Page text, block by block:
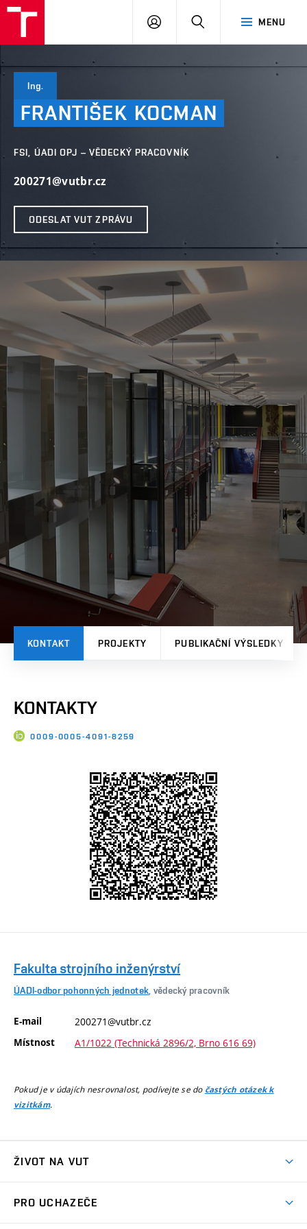
MENU
PŘIHLÁSIT
Ing.
FRANTIŠEK KOCMAN
FSI, ÚADI OPJ – VĚDECKÝ PRACOVNÍK
200271@vutbr.cz
ODESLAT VUT ZPRÁVU
KONTAKT PROJEKTY PUBLIKAČNÍ VÝSLEDKY
KONTAKTY
0009-0005-4091-8259
Fakulta strojního inženýrství
ÚADI-odbor pohonných jednotek, vědecký pracovník
E-mail 200271@vutbr.cz
Místnost A1/1022 (Technická 2896/2, Brno 616 69)
Pokud je v údajích nesrovnalost, podívejte se do častých otázek k
vizitkám.
ŽIVOT NA VUT
PRO UCHAZEČE